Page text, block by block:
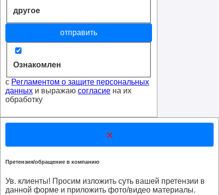
другое
отправить
Ознакомлен
с Регламентом о защите персональных
данных и выражаю согласие на их
обработку
×
Претензия/обращение в компанию
Ув. клиенты! Просим изложить суть вашей претензии в
данной форме и приложить фото/видео материалы.